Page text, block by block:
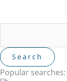
Popular searches: